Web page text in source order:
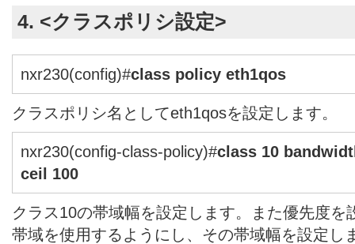
4. <クラスポリシ設定>
nxr230(config)#class policy eth1qos
クラスポリシ名としてeth1qosを設定します。
nxr230(config-class-policy)#class 10
ceil 100
クラス10の帯域幅を設定します。また優先度を
帯域を使用するようにし、その帯域幅を設定し